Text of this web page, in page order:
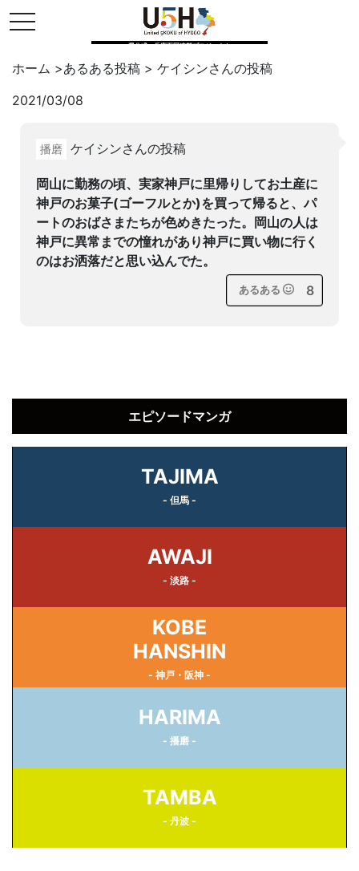
toggle navigation
県公式・兵庫五国連邦プロジェクト
ホーム >あるある投稿 > ケイシンさんの投稿
2021/03/08
播磨 ケイシンさんの投稿
岡山に勤務の頃、実家神戸に里帰りしてお土産に
神戸のお菓子(ゴーフルとか)を買って帰ると、パ
ートのおばさまたちが色めきたった。岡山の人は
神戸に異常までの憧れがあり神戸に買い物に行く
のはお洒落だと思い込んでた。
あるある 8
エピソードマンガ
TAJIMA
- 但馬 -
AWAJI
- 淡路 -
KOBE
HANSHIN
- 神戸・阪神 -
HARIMA
- 播磨 -
TAMBA
- 丹波 -